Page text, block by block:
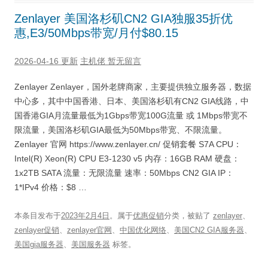
Zenlayer 美国洛杉矶CN2 GIA独服35折优
惠,E3/50Mbps带宽/月付$80.15
2026-04-16 更新 主机佬 暂无留言
Zenlayer Zenlayer，国外老牌商家，主要提供独立服务器，数据
中心多，其中中国香港、日本、美国洛杉矶有CN2 GIA线路，中
国香港GIA月流量最低为1Gbps带宽100G流量 或 1Mbps带宽不
限流量，美国洛杉矶GIA最低为50Mbps带宽、不限流量。
Zenlayer 官网 https://www.zenlayer.cn/ 促销套餐 S7A CPU：
Intel(R) Xeon(R) CPU E3-1230 v5 内存：16GB RAM 硬盘：
1x2TB SATA 流量：无限流量 速率：50Mbps CN2 GIA IP：
1*IPv4 价格：$8 …
本条目发布于2023年2月4日 。属于优惠促销分类，被贴了 zenlayer、
zenlayer促销、 zenlayer官网 、 中国优化网络、 美国CN2 GIA服务器、
美国gia服务器、 美国服务器 标签。